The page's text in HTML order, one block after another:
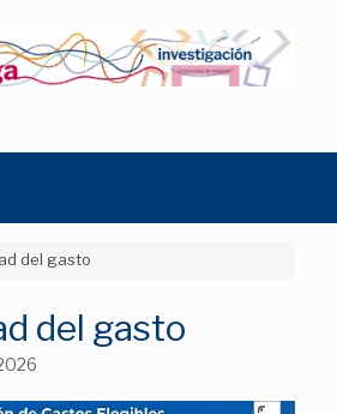
del gasto
del gasto